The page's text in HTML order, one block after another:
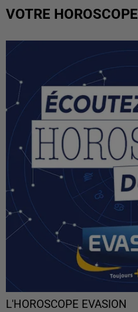
VOTRE HOROSCOPE
L'HOROSCOPE EVASION